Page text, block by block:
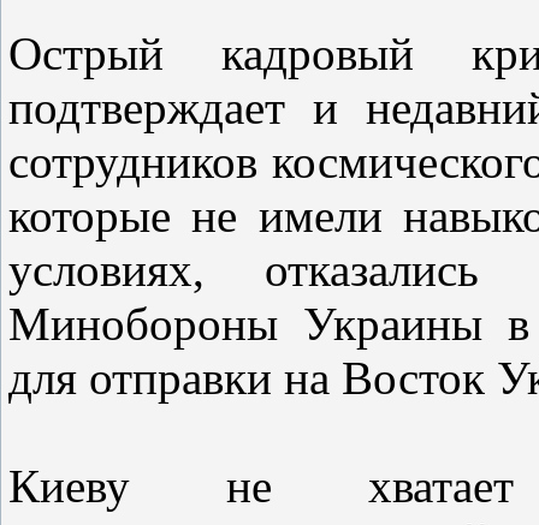
Острый кадровый
подтверждает и
сотрудников
которые не имели
условиях,
Минобороны Украины в
для отправки на Восток
Киеву не